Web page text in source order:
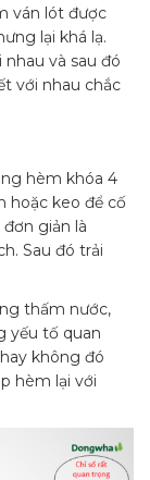
ván lót được
lại khá lạ.
và sau đó
với nhau chắc
hèm khóa 4
hoặc keo để cố
giản là
Sau đó trải
thấm nước,
yếu tố quan
không đó
hèm lại với